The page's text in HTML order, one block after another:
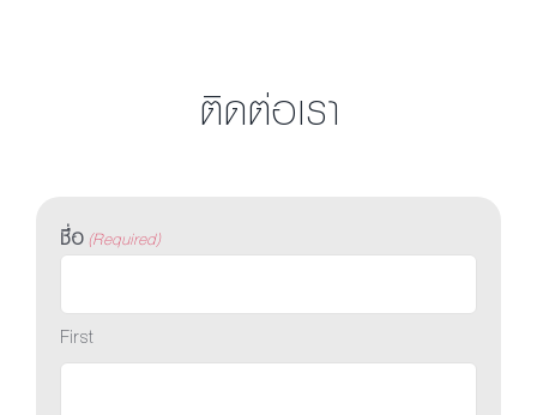
ติดต่อเรา
ชื่อ (Required)
First